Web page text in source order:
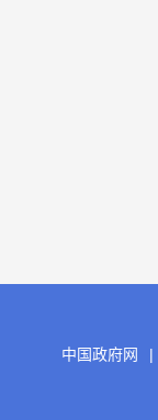
中国政府网 |